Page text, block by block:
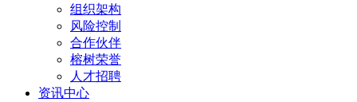
组织架构
风险控制
合作伙伴
榕树荣誉
人才招聘
资讯中心